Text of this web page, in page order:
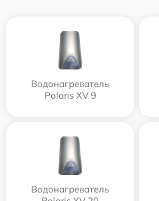
Водонагреватель
Polaris XV 9
Водонагреватель